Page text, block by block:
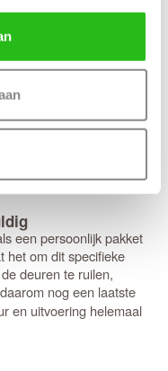
voorkeur voor een
een standaard rond of
direct voor je voor.
fabrieksboring
deurkrukken speciaal
een persoonlijk pakket
het om dit specifieke
deuren te ruilen,
daarom nog een laatste
en uitvoering helemaal